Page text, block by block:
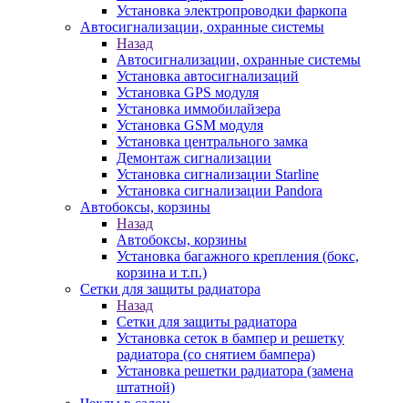
Установка электропроводки фаркопа
Автосигнализации, охранные системы
Назад
Автосигнализации, охранные системы
Установка автосигнализаций
Установка GPS модуля
Установка иммобилайзера
Установка GSM модуля
Установка центрального замка
Демонтаж сигнализации
Установка сигнализации Starline
Установка сигнализации Pandora
Автобоксы, корзины
Назад
Автобоксы, корзины
Установка багажного крепления (бокс,
корзина и т.п.)
Сетки для защиты радиатора
Назад
Сетки для защиты радиатора
Установка сеток в бампер и решетку
радиатора (со снятием бампера)
Установка решетки радиатора (замена
штатной)